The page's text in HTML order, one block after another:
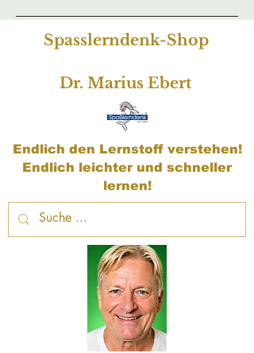
Spasslerndenk-Shop
Dr. Marius Ebert
Endlich den Lernstoff verstehen!
Endlich leichter und schneller
lernen!